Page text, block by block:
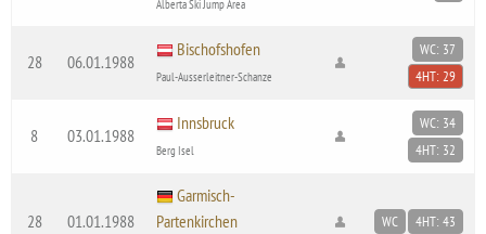
Alberta Ski Jump Area
28 06.01.1988
Bischofshofen
Paul-Ausserleitner-Schanze
WC: 37
4HT: 29
8 03.01.1988
Innsbruck
Berg Isel
WC: 34
4HT: 32
28 01.01.1988
Garmisch-
Partenkirchen
WC 4HT: 43